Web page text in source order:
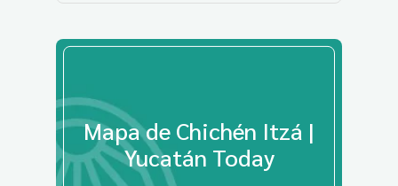
Mapa de Chichén Itzá |
Yucatán Today